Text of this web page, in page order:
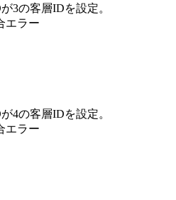
3の客層IDを設定。
エラー
4の客層IDを設定。
エラー